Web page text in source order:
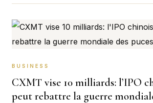
BUSINESS
CXMT vise 10 milliards: l’IPO
peut rebattre la guerre